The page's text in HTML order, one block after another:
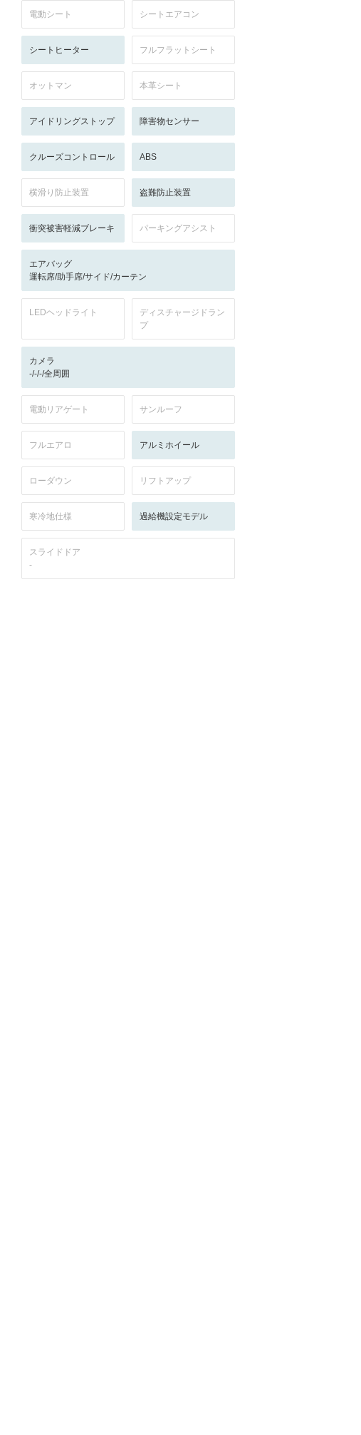
電動シート シートエアコン
シートヒーター フルフラットシート
オットマン 本革シート
アイドリングストップ 障害物センサー
クルーズコントロール ABS
横滑り防止装置 盗難防止装置
衝突被害軽減ブレーキ パーキングアシスト
エアバッグ
運転席/助手席/サイド/カーテン
LEDヘッドライト
ディスチャージドラン
プ
カメラ
-/-/-/全周囲
電動リアゲート サンルーフ
フルエアロ アルミホイール
ローダウン リフトアップ
寒冷地仕様 過給機設定モデル
スライドドア
-